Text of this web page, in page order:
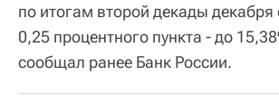
по итогам второй декады декабря
0,25 процентного пункта - до
сообщал ранее Банк России.